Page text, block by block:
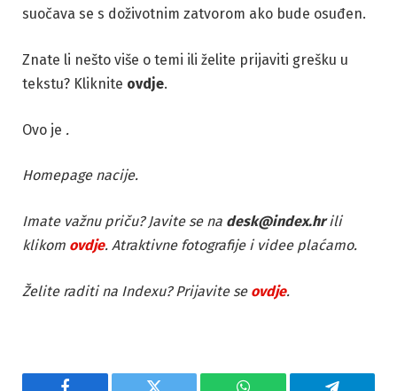
suočava se s doživotnim zatvorom ako bude osuđen.
Znate li nešto više o temi ili želite prijaviti grešku u
tekstu? Kliknite ovdje.
Ovo je .
Homepage nacije.
Imate važnu priču? Javite se na desk@index.hrili
klikom ovdje. Atraktivne fotografije i videe plaćamo.
Želite raditi na Indexu? Prijavite se ovdje.